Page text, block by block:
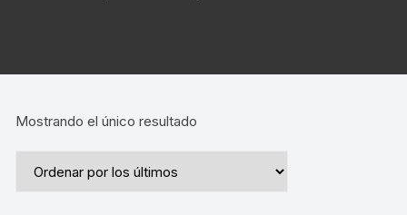
Mostrando el único resultado